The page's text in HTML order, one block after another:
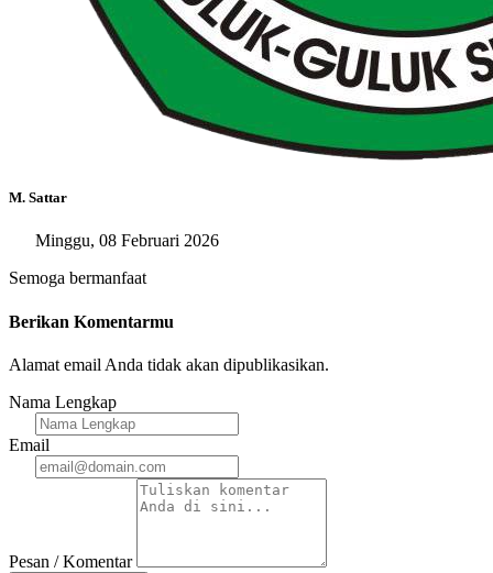
M. Sattar
Minggu, 08 Februari 2026
Semoga bermanfaat
Berikan Komentarmu
Alamat email Anda tidak akan dipublikasikan.
Nama Lengkap
Email
Pesan / Komentar